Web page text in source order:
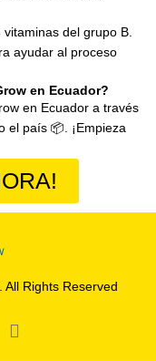
del grupo B.
ayudar al proceso
en Ecuador?
en Ecuador a través
el país 📦. ¡Empieza
Rights Reserved
Youtube